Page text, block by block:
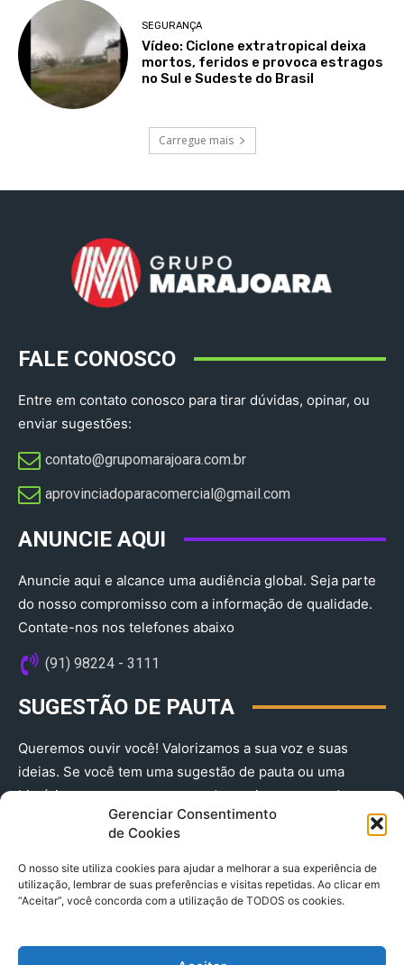
Gerenciar Consentimento
de Cookies
O nosso site utiliza cookies para ajudar a melhorar a sua experiência de
utilização, lembrar de suas preferências e visitas repetidas. Ao clicar em
“Aceitar”, você concorda com a utilização de TODOS os cookies.
SEGURANÇA
Vídeo: Ciclone extratropical deixa
mortos, feridos e provoca estragos
no Sul e Sudeste do Brasil
Carregue mais
FALE CONOSCO
Entre em contato conosco para tirar dúvidas, opinar, ou
enviar sugestões:
contato@grupomarajoara.com.br
aprovinciadoparacomercial@gmail.com​
ANUNCIE AQUI
Anuncie aqui e alcance uma audiência global. Seja parte
do nosso compromisso com a informação de qualidade.
Contate-nos nos telefones abaixo
(91) 98224 - 3111
SUGESTÃO DE PAUTA
Queremos ouvir você! Valorizamos a sua voz e suas
ideias. Se você tem uma sugestão de pauta ou uma
história que merece ser contada, envie-nos agora!
(91) 98224 - 3111